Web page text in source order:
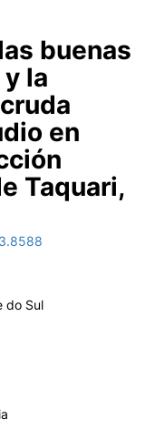
buenas
la
en
Taquari,
do Sul